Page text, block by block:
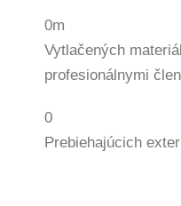
0m
Vytlačených
profesionálnymi
0
Prebiehajúcich